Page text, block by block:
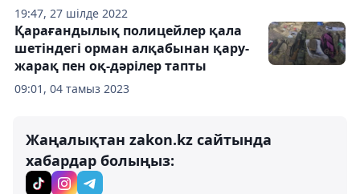
19:47, 27 шілде 2022
09:01, 04 тамыз 2023
Қарағандылық полицейлер қала
шетіндегі орман алқабынан қару-
жарақ пен оқ-дәрілер тапты
Жаңалықтан zakon.kz сайтында
хабардар болыңыз: